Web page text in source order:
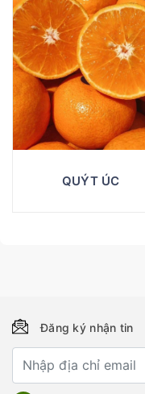
QUÝT ÚC
Đăng ký nhận tin